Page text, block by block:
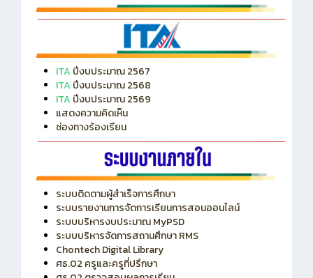
ITA ปีงบประมาณ 2567
ITA ปีงบประมาณ 2568
ITAปีงบประมาณ 2569
แสดงความคิดเห็น
ช่องทางร้องเรียน
ระบบติดตามผู้สำเร็จการศึกษา
ระบบรายงานการจัดการเรียนการสอนออนไลน์
ระบบบริหารงบประมาณ MyPSD
ระบบบริหารจัดการสถานศึกษา RMS
Chontech Digital Library